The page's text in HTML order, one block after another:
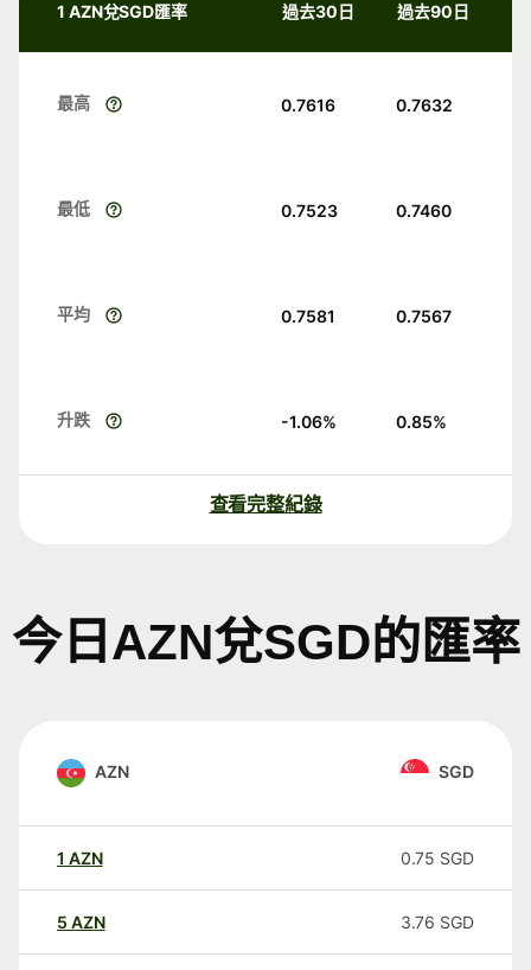
1 AZN兌SGD匯率 過去30日 過去90日
最高 0.7616 0.7632
最低 0.7523 0.7460
平均 0.7581 0.7567
升跌 -1.06% 0.85%
查看完整紀錄
今日AZN兌SGD的匯率
AZN SGD
1 AZN 0.75 SGD
5 AZN 3.76 SGD